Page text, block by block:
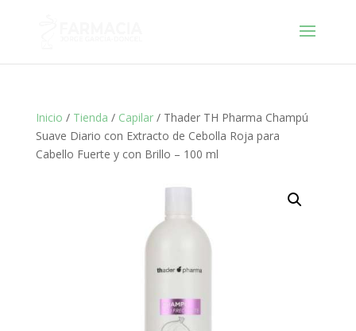
Inicio / Tienda / Capilar/ Thader TH Pharma Champú
Suave Diario con Extracto de Cebolla Roja para
Cabello Fuerte y con Brillo – 100 ml